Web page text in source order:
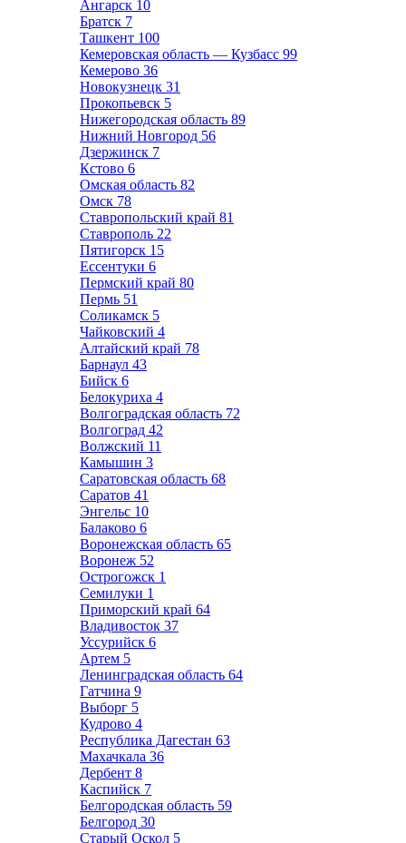
Ангарск 10
Братск 7
Ташкент 100
Кемеровская область — Кузбасс 99
Кемерово 36
Новокузнецк 31
Прокопьевск 5
Нижегородская область 89
Нижний Новгород 56
Дзержинск 7
Кстово 6
Омская область 82
Омск 78
Ставропольский край 81
Ставрополь 22
Пятигорск 15
Ессентуки 6
Пермский край 80
Пермь 51
Соликамск 5
Чайковский 4
Алтайский край 78
Барнаул 43
Бийск 6
Белокуриха 4
Волгоградская область 72
Волгоград 42
Волжский 11
Камышин 3
Саратовская область 68
Саратов 41
Энгельс 10
Балаково 6
Воронежская область 65
Воронеж 52
Острогожск 1
Семилуки 1
Приморский край 64
Владивосток 37
Уссурийск 6
Артем 5
Ленинградская область 64
Гатчина 9
Выборг 5
Кудрово 4
Республика Дагестан 63
Махачкала 36
Дербент 8
Каспийск 7
Белгородская область 59
Белгород 30
Старый Оскол 5